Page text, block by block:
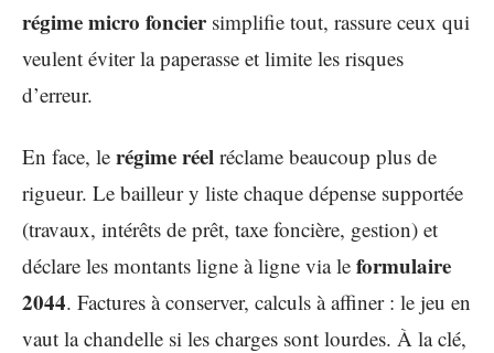
régime micro fonciersimplifie tout, rassure ceux qui
veulent éviter la paperasse et limite les risques
d’erreur.
En face, le régime réel réclame beaucoup plus de
rigueur. Le bailleur y liste chaque dépense supportée
(travaux, intérêts de prêt, taxe foncière, gestion) et
déclare les montants ligne à ligne via le formulaire
2044. Factures à conserver, calculs à affiner : le jeu en
vaut la chandelle si les charges sont lourdes. À la clé,